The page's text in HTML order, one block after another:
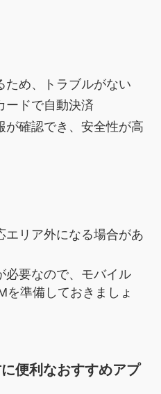
ため、トラブルがない
ードで自動決済
が確認でき、安全性が高
エリア外になる場合があ
必要なので、モバイル
を準備しておきましょ
便利なおすすめアプ